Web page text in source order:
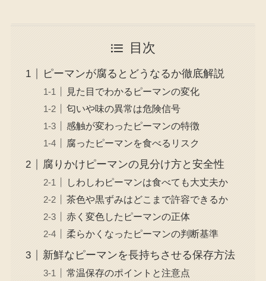
目次
ピーマンが腐るとどうなるか徹底解説
見た目でわかるピーマンの変化
匂いや味の異常は危険信号
感触が変わったピーマンの特徴
腐ったピーマンを食べるリスク
腐りかけピーマンの見分け方と安全性
しわしわピーマンは食べても大丈夫か
茶色や黒ずみはどこまで許容できるか
赤く変色したピーマンの正体
柔らかくなったピーマンの判断基準
新鮮なピーマンを長持ちさせる保存方法
常温保存のポイントと注意点